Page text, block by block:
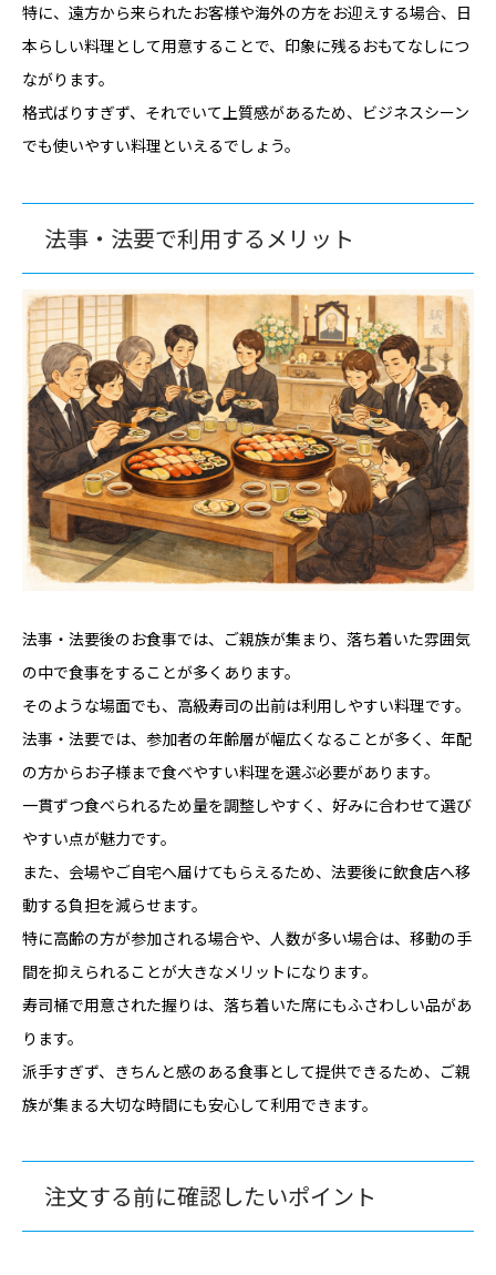
特に、遠方から来られたお客様や海外の方をお迎えする場合、日
本らしい料理として用意することで、印象に残るおもてなしにつ
ながります。
格式ばりすぎず、それでいて上質感があるため、ビジネスシーン
でも使いやすい料理といえるでしょう。
法事・法要で利用するメリット
法事・法要後のお食事では、ご親族が集まり、落ち着いた雰囲気
の中で食事をすることが多くあります。
そのような場面でも、高級寿司の出前は利用しやすい料理です。
法事・法要では、参加者の年齢層が幅広くなることが多く、年配
の方からお子様まで食べやすい料理を選ぶ必要があります。
一貫ずつ食べられるため量を調整しやすく、好みに合わせて選び
やすい点が魅力です。
また、会場やご自宅へ届けてもらえるため、法要後に飲食店へ移
動する負担を減らせます。
特に高齢の方が参加される場合や、人数が多い場合は、移動の手
間を抑えられることが大きなメリットになります。
寿司桶で用意された握りは、落ち着いた席にもふさわしい品があ
ります。
派手すぎず、きちんと感のある食事として提供できるため、ご親
族が集まる大切な時間にも安心して利用できます。
注文する前に確認したいポイント